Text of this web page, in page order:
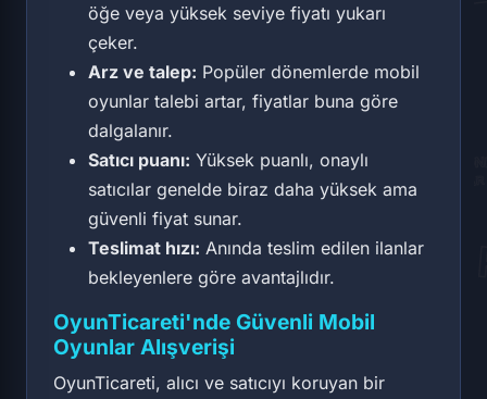
öğe veya yüksek seviye fiyatı yukarı
çeker.
Arz ve talep: Popüler dönemlerde mobil
oyunlar talebi artar, fiyatlar buna göre
dalgalanır.
Satıcı puanı: Yüksek puanlı, onaylı
satıcılar genelde biraz daha yüksek ama
güvenli fiyat sunar.
Teslimat hızı: Anında teslim edilen ilanlar
bekleyenlere göre avantajlıdır.
OyunTicareti'nde Güvenli Mobil
Oyunlar Alışverişi
OyunTicareti, alıcı ve satıcıyı koruyan bir